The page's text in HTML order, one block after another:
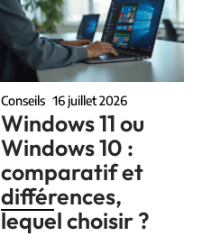
Conseils 16 juillet 2026
Windows 11 ou
Windows 10 :
comparatif et
différences,
lequel choisir ?